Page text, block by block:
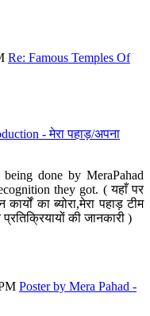
Re: Famous Temples Of
- मेरा पहाड़/अपना
done by MeraPahad
they got. ( यहाँ पर
का ब्योरा,मेरा पहाड़ टीम
की जानकारी )
Poster by Mera Pahad -